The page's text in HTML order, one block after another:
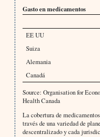
Gasto en medicamentos
EE UU
Suiza
Alemania
Canadá
Source: Organisation for
Health Canada
La cobertura de
través de una variedad de
descentralizado y cada